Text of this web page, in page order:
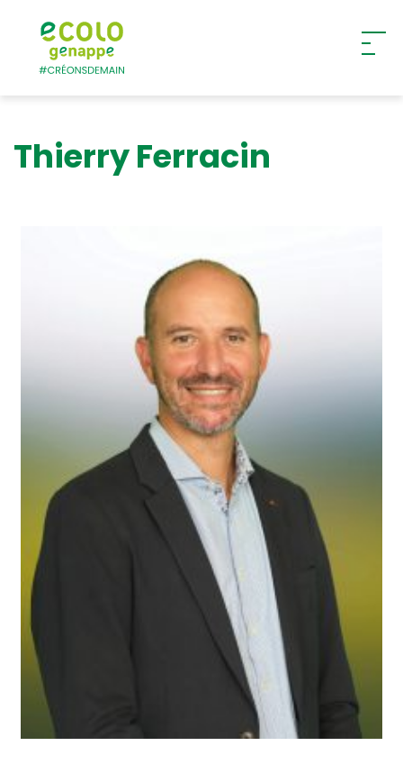
Thierry Ferracin